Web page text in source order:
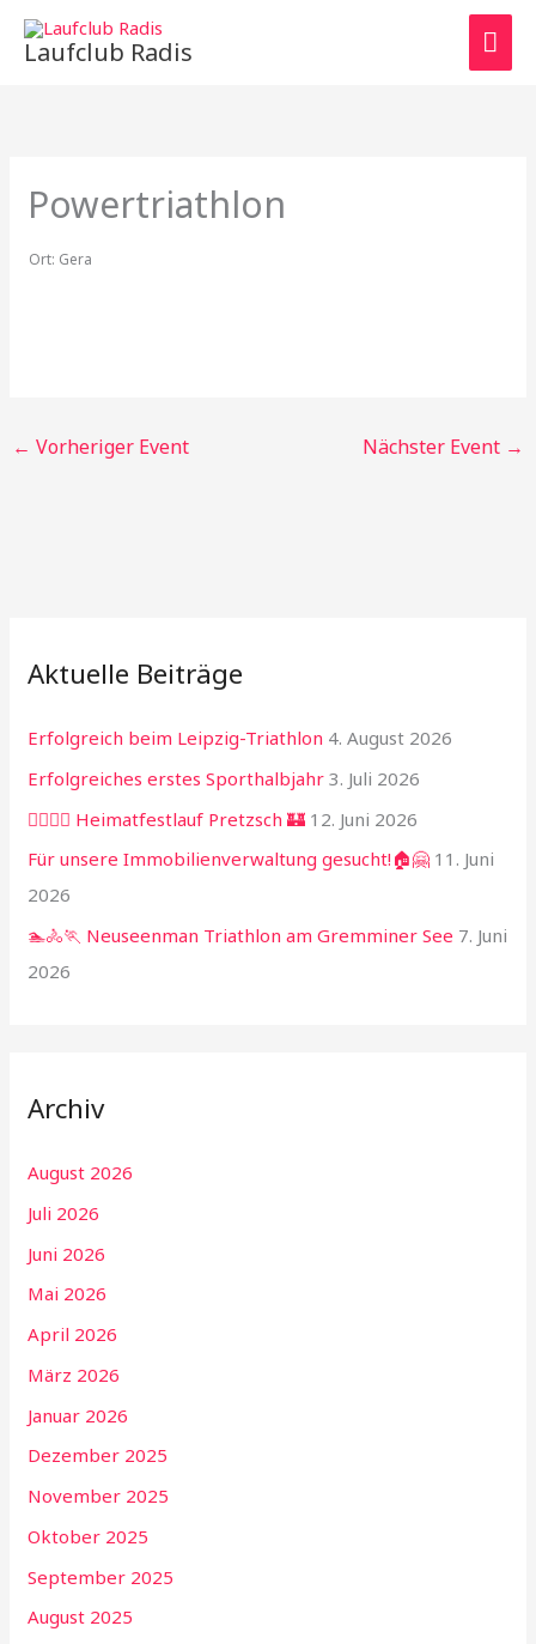
Zum
InhaltLaufclub Radis
Powertriathlon
Ort: Gera
← Vorheriger Event Nächster Event →
Aktuelle Beiträge
Erfolgreich beim Leipzig-Triathlon 4. August 2026
Erfolgreiches erstes Sporthalbjahr 3. Juli 2026
🏃‍♂️🏃‍♀️ Heimatfestlauf Pretzsch 🏰 12. Juni 2026
Für unsere Immobilienverwaltung gesucht!🏠🤗 11. Juni
2026
🏊🚴🏃 Neuseenman Triathlon am Gremminer See 7. Juni
2026
Archiv
August 2026
Juli 2026
Juni 2026
Mai 2026
April 2026
März 2026
Januar 2026
Dezember 2025
November 2025
Oktober 2025
September 2025
August 2025